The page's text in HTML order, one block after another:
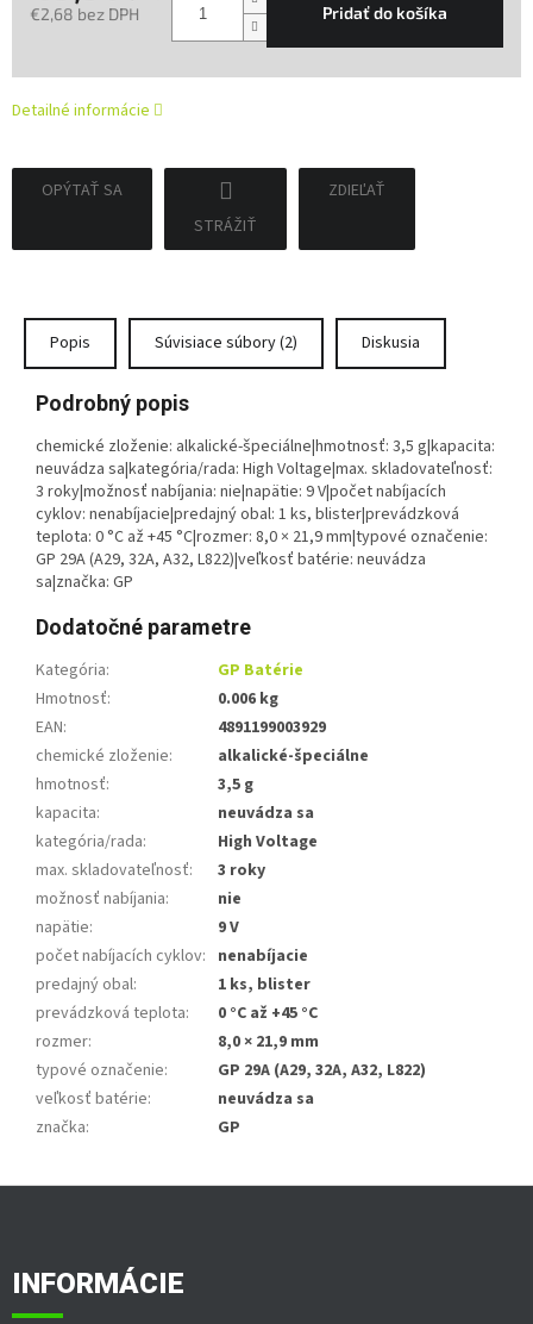
€2,68 bez DPH
Pridať do košíka
Detailné informácie
OPÝTAŤ SA
STRÁŽIŤ
ZDIEĽAŤ
Popis Súvisiace súbory (2) Diskusia
Podrobný popis
chemické zloženie: alkalické-špeciálne|hmotnosť: 3,5 g|kapacita:
neuvádza sa|kategória/rada: High Voltage|max. skladovateľnosť:
3 roky|možnosť nabíjania: nie|napätie: 9 V|počet nabíjacích
cyklov: nenabíjacie|predajný obal: 1 ks, blister|prevádzková
teplota: 0 °C až +45 °C|rozmer: 8,0 × 21,9 mm|typové označenie:
GP 29A (A29, 32A, A32, L822)|veľkosť batérie: neuvádza
sa|značka: GP
Dodatočné parametre
Kategória:
GP Batérie
Hmotnosť:
0.006 kg
EAN:
4891199003929
chemické zloženie:
alkalické-špeciálne
hmotnosť:
3,5 g
kapacita:
neuvádza sa
kategória/rada:
High Voltage
max. skladovateľnosť:
3 roky
možnosť nabíjania:
nie
napätie:
9 V
počet nabíjacích cyklov: nenabíjacie
predajný obal:
1 ks, blister
prevádzková teplota:
0 °C až +45 °C
rozmer:
8,0 × 21,9 mm
typové označenie:
GP 29A (A29, 32A, A32, L822)
veľkosť batérie:
neuvádza sa
značka: GP
INFORMÁCIE